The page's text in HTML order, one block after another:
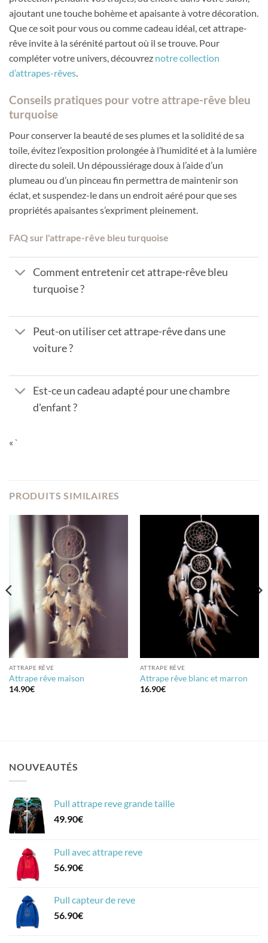
ajoutant une touche bohème et apaisante à votre décoration.
Que ce soit pour vous ou comme cadeau idéal, cet attrape-
rêve invite à la sérénité partout où il se trouve. Pour
compléter votre univers, découvrez notre collection
d’attrapes-rêves.
Conseils pratiques pour votre attrape-rêve bleu
turquoise
Pour conserver la beauté de ses plumes et la solidité de sa
toile, évitez l’exposition prolongée à l’humidité et à la lumière
directe du soleil. Un dépoussiérage doux à l’aide d’un
plumeau ou d’un pinceau fin permettra de maintenir son
éclat, et suspendez-le dans un endroit aéré pour que ses
propriétés apaisantes s’expriment pleinement.
FAQ sur l'attrape-rêve bleu turquoise
Comment entretenir cet attrape-rêve bleu
turquoise ?
Peut-on utiliser cet attrape-rêve dans une
voiture ?
Est-ce un cadeau adapté pour une chambre
d'enfant ?
« `
PRODUITS SIMILAIRES
ATTRAPE RÊVE
Attrape rêve maison
14.90€
ATTRAPE RÊVE
Attrape rêve blanc et marron
16.90€
NOUVEAUTÉS
Pull attrape reve grande taille
49.90€
Pull avec attrape reve
56.90€
Pull capteur de reve
56.90€